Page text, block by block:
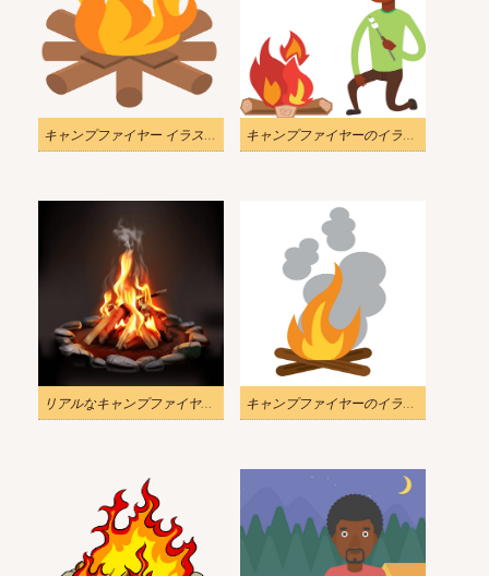
キャンプファイヤー イラスト透明6 キャンプファイヤーのイラストでマシュマロを焼く男性
リアルなキャンプファイヤーのイラスト キャンプファイヤーのイラスト 3